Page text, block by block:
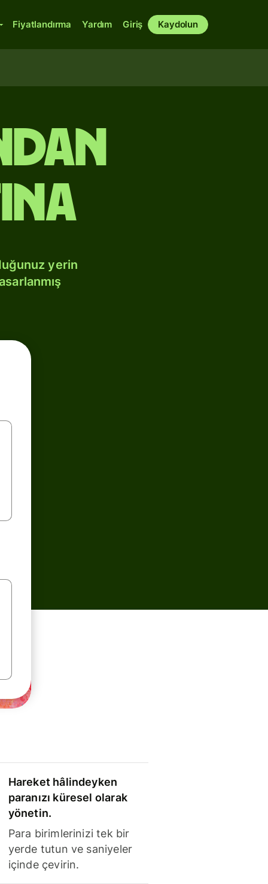
Fiyatlandırma Yardım Giriş Kaydolun
yerin
Hareket hâlindeyken
paranızı küresel olarak
yönetin.
Para birimlerinizi tek bir
yerde tutun ve saniyeler
içinde çevirin.